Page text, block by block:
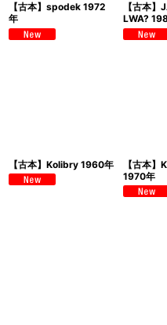
【古本】spodek 1972
年
【古本
LWA?
【古本】Kolibry 1960年
【古本】
1970年